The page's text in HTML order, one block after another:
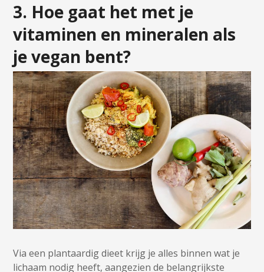
3. Hoe gaat het met je
vitaminen en mineralen als
je vegan bent?
Via een plantaardig dieet krijg je alles binnen wat je
lichaam nodig heeft, aangezien de belangrijkste